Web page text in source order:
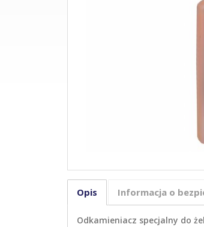
Opis Informacja o
Odkamieniacz specjalny do